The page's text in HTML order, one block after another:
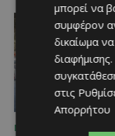
ΜΈΝΟΥΜΕ
μπορεί να
συμφέρον
δικαίωμα
διαφήμισης
στις
Απορρήτου